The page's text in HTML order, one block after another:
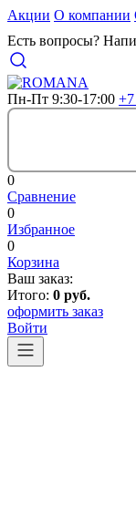
Акции О компании
Есть вопросы?
Пн-Пт 9:30-17:00
0
Сравнение
0
Избранное
0
Корзина
Ваш заказ:
Итого: 0 руб.
оформить заказ
Войти